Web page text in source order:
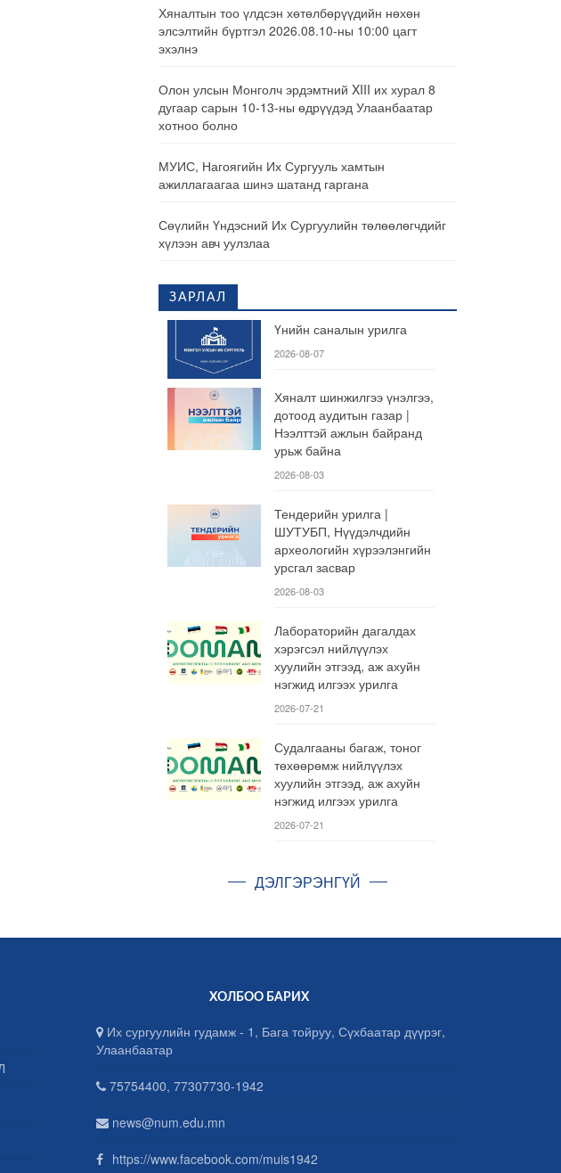
Хяналтын тоо үлдсэн хөтөлбөрүүдийн нөхөн
элсэлтийн бүртгэл 2026.08.10-ны 10:00 цагт
эхэлнэ
Олон улсын Монголч эрдэмтний XIII их хурал 8
дугаар сарын 10-13-ны өдрүүдэд Улаанбаатар
хотноо болно
МУИС, Нагоягийн Их Сургууль хамтын
ажиллагаагаа шинэ шатанд гаргана
Сөүлийн Үндэсний Их Сургуулийн төлөөлөгчдийг
хүлээн авч уулзлаа
ЗАРЛАЛ
Үнийн саналын урилга
2026-08-07
Хяналт шинжилгээ үнэлгээ,
дотоод аудитын газар |
Нээлттэй ажлын байранд
урьж байна
2026-08-03
Тендерийн урилга |
ШУТУБП, Нүүдэлчдийн
археологийн хүрээлэнгийн
урсгал засвар
2026-08-03
Лабораторийн дагалдах
хэрэгсэл нийлүүлэх
хуулийн этгээд, аж ахуйн
нэгжид илгээх урилга
2026-07-21
Судалгааны багаж, тоног
төхөөрөмж нийлүүлэх
хуулийн этгээд, аж ахуйн
нэгжид илгээх урилга
2026-07-21
ДЭЛГЭРЭНГҮЙ
ХОЛБОО БАРИХ
Их сургуулийн гудамж - 1, Бага тойруу, Сүхбаатар дүүрэг,
Улаанбаатар
75754400, 77307730-1942
news@num.edu.mn
https://www.facebook.com/muis1942